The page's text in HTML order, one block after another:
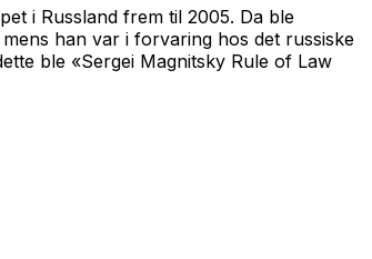
i Russland frem til 2005. Da ble
han var i forvaring hos det russiske
ble «Sergei Magnitsky Rule of Law